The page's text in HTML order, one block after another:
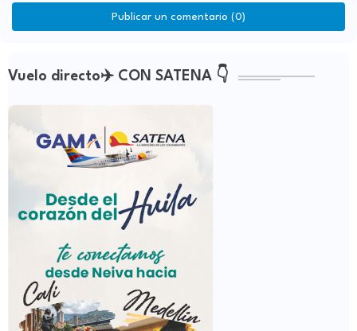
Publicar un comentario (0)
Vuelo directo✈️ CON SATENA 👇